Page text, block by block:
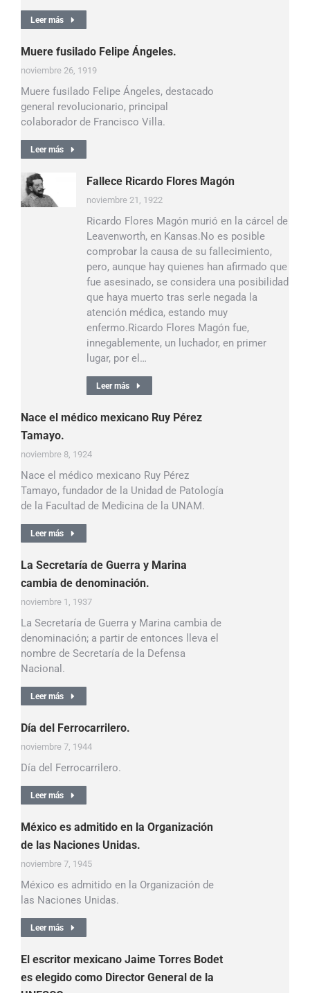
Leer más
Muere fusilado Felipe Ángeles.
noviembre 26, 1919
Muere fusilado Felipe Ángeles, destacado
general revolucionario, principal
colaborador de Francisco Villa.
Leer más
Fallece Ricardo Flores Magón
noviembre 21, 1922
Ricardo Flores Magón murió en la cárcel de
Leavenworth, en Kansas.No es posible
comprobar la causa de su fallecimiento,
pero, aunque hay quienes han afirmado que
fue asesinado, se considera una posibilidad
que haya muerto tras serle negada la
atención médica, estando muy
enfermo.Ricardo Flores Magón fue,
innegablemente, un luchador, en primer
lugar, por el…
Leer más
Nace el médico mexicano Ruy Pérez
Tamayo.
noviembre 8, 1924
Nace el médico mexicano Ruy Pérez
Tamayo, fundador de la Unidad de Patología
de la Facultad de Medicina de la UNAM.
Leer más
La Secretaría de Guerra y Marina
cambia de denominación.
noviembre 1, 1937
La Secretaría de Guerra y Marina cambia de
denominación; a partir de entonces lleva el
nombre de Secretaría de la Defensa
Nacional.
Leer más
Día del Ferrocarrilero.
noviembre 7, 1944
Día del Ferrocarrilero.
Leer más
México es admitido en la Organización
de las Naciones Unidas.
noviembre 7, 1945
México es admitido en la Organización de
las Naciones Unidas.
Leer más
El escritor mexicano Jaime Torres Bodet
es elegido como Director General de la